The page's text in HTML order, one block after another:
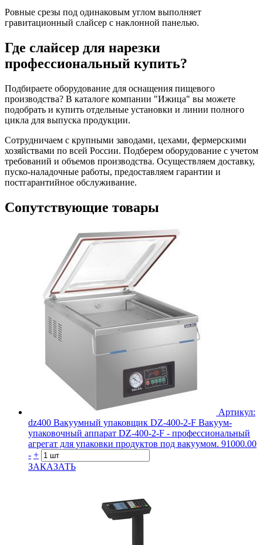
Ровные срезы под одинаковым углом выполняет
гравитационный слайсер с наклонной панелью.
Где слайсер для нарезки
профессиональный купить?
Подбираете оборудование для оснащения пищевого
производства? В каталоге компании "Ижица" вы можете
подобрать и купить отдельные установки и линии полного
цикла для выпуска продукции.
Сотрудничаем с крупными заводами, цехами, фермерскими
хозяйствами по всей России. Подберем оборудование с учетом
требований и объемов производства. Осуществляем доставку,
пуско-наладочные работы, предоставляем гарантии и
постгарантийное обслуживание.
Сопутствующие товары
Артикул:
dz400 Вакуумный упаковщик DZ-400-2-F Вакуум-
упаковочный аппарат DZ-400-2-F - профессиональный
агрегат для упаковки продуктов под вакуумом. 91000.00
- +
ЗАКАЗАТЬ